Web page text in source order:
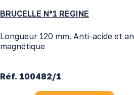
BRUCELLE N°1 REGINE
Longueur 120 mm. Anti-acide et
magnétique
Réf. 100482/1